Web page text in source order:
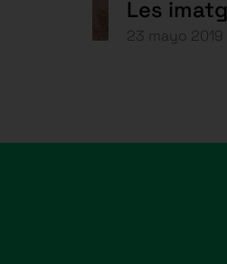
Les
23 mayo